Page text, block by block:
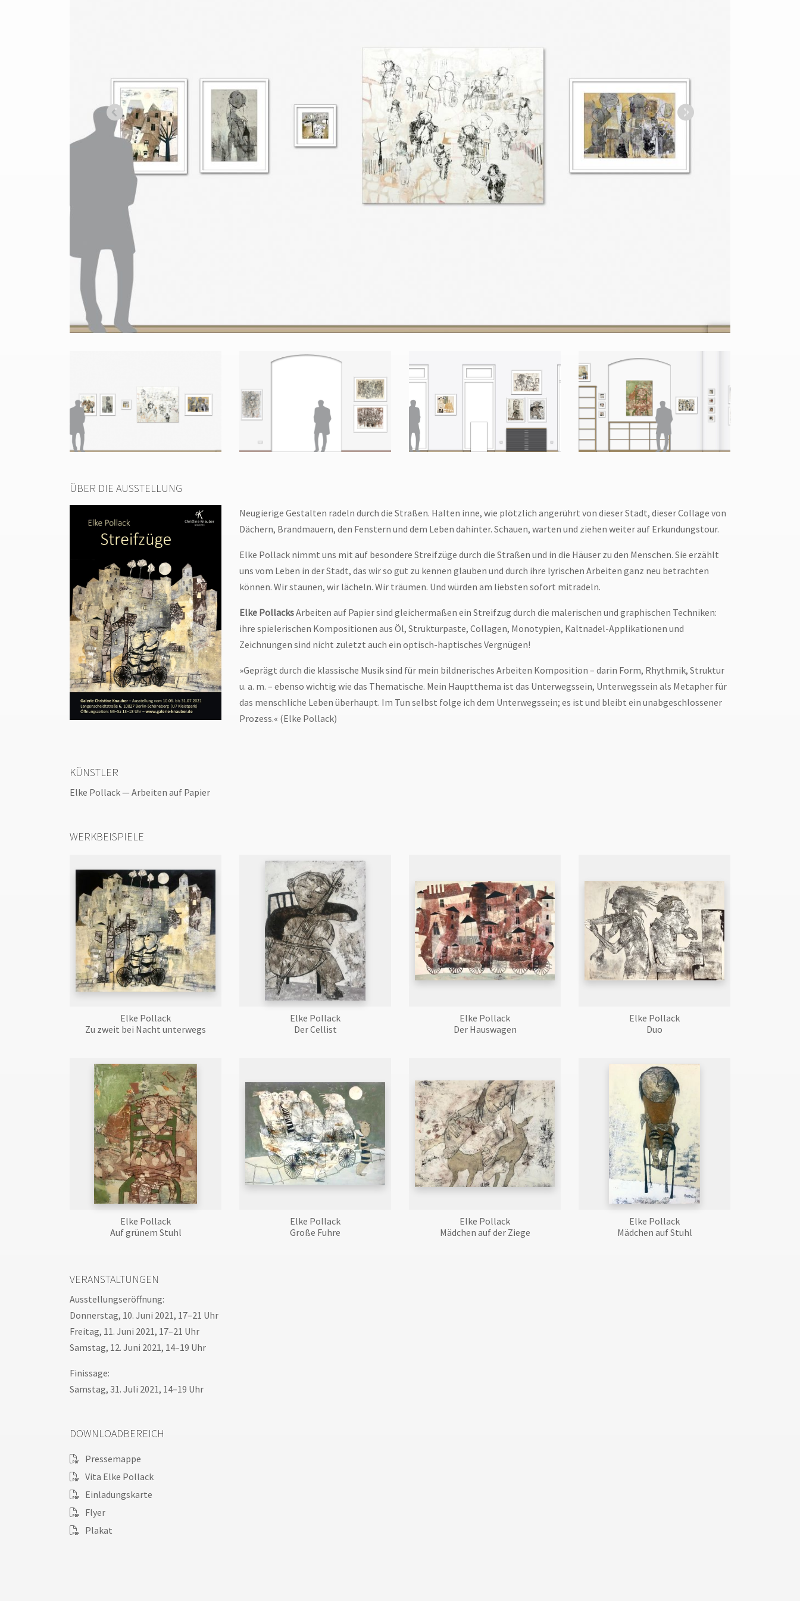
ÜBER DIE AUSSTELLUNG
Neugierige Gestalten radeln durch die Straßen. Halten inne, wie plötzlich angerührt von dieser Stadt, dieser Collage von
Dächern, Brandmauern, den Fenstern und dem Leben dahinter. Schauen, warten und ziehen weiter auf Erkundungstour.
Elke Pollack nimmt uns mit auf besondere Streifzüge durch die Straßen und in die Häuser zu den Menschen. Sie erzählt
uns vom Leben in der Stadt, das wir so gut zu kennen glauben und durch ihre lyrischen Arbeiten ganz neu betrachten
können. Wir staunen, wir lächeln. Wir träumen. Und würden am liebsten sofort mitradeln.
Elke PollacksArbeiten auf Papier sind gleichermaßen ein Streifzug durch die malerischen und graphischen Techniken:
ihre spielerischen Kompositionen aus Öl, Strukturpaste, Collagen, Monotypien, Kaltnadel-Applikationen und
Zeichnungen sind nicht zuletzt auch ein optisch-haptisches Vergnügen!
»Geprägt durch die klassische Musik sind für mein bildnerisches Arbeiten Komposition – darin Form, Rhythmik, Struktur
u. a. m. – ebenso wichtig wie das Thematische. Mein Hauptthema ist das Unterwegssein, Unterwegssein als Metapher für
das menschliche Leben überhaupt. Im Tun selbst folge ich dem Unterwegssein; es ist und bleibt ein unabgeschlossener
Prozess.« (Elke Pollack)
KÜNSTLER
Elke Pollack— Arbeiten auf Papier
WERKBEISPIELE
Elke Pollack
Zu zweit bei Nacht unterwegs
Elke Pollack
Der Cellist
Elke Pollack
Der Hauswagen
Elke Pollack
Duo
Elke Pollack
Auf grünem Stuhl
Elke Pollack
Große Fuhre
Elke Pollack
Mädchen auf der Ziege
Elke Pollack
Mädchen auf Stuhl
VERANSTALTUNGEN
Ausstellungseröffnung:
Donnerstag, 10. Juni 2021, 17–21 Uhr
Freitag, 11. Juni 2021, 17–21 Uhr
Samstag, 12. Juni 2021, 14–19 Uhr
Finissage:
Samstag, 31. Juli 2021, 14–19 Uhr
DOWNLOADBEREICH
Pressemappe
Vita Elke Pollack
Einladungskarte
Flyer
Plakat